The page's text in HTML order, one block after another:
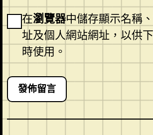
在瀏覽器中儲存顯示名稱
址及個人網站網址，以供
時使用。